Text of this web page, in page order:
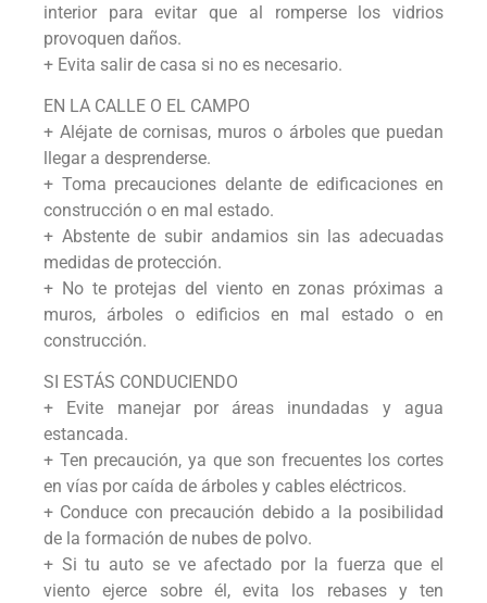
interior para evitar que al romperse los vidrios
provoquen daños.
+ Evita salir de casa si no es necesario.
EN LA CALLE O EL CAMPO
+ Aléjate de cornisas, muros o árboles que puedan
llegar a desprenderse.
+ Toma precauciones delante de edificaciones en
construcción o en mal estado.
+ Abstente de subir andamios sin las adecuadas
medidas de protección.
+ No te protejas del viento en zonas próximas a
muros, árboles o edificios en mal estado o en
construcción.
SI ESTÁS CONDUCIENDO
+ Evite manejar por áreas inundadas y agua
estancada.
+ Ten precaución, ya que son frecuentes los cortes
en vías por caída de árboles y cables eléctricos.
+ Conduce con precaución debido a la posibilidad
de la formación de nubes de polvo.
+ Si tu auto se ve afectado por la fuerza que el
viento ejerce sobre él, evita los rebases y ten